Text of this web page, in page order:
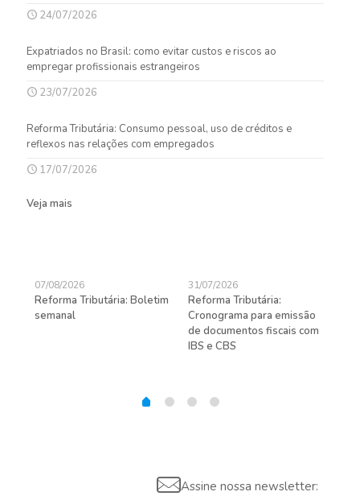
24/07/2026
Expatriados no Brasil: como evitar custos e riscos ao
empregar profissionais estrangeiros
23/07/2026
Reforma Tributária: Consumo pessoal, uso de créditos e
reflexos nas relações com empregados
17/07/2026
Veja mais
07/08/2026
Reforma Tributária: Boletim
semanal
31/07/2026
Reforma Tributária:
Cronograma para emissão
de documentos fiscais com
IBS e CBS
Assine nossa newsletter: